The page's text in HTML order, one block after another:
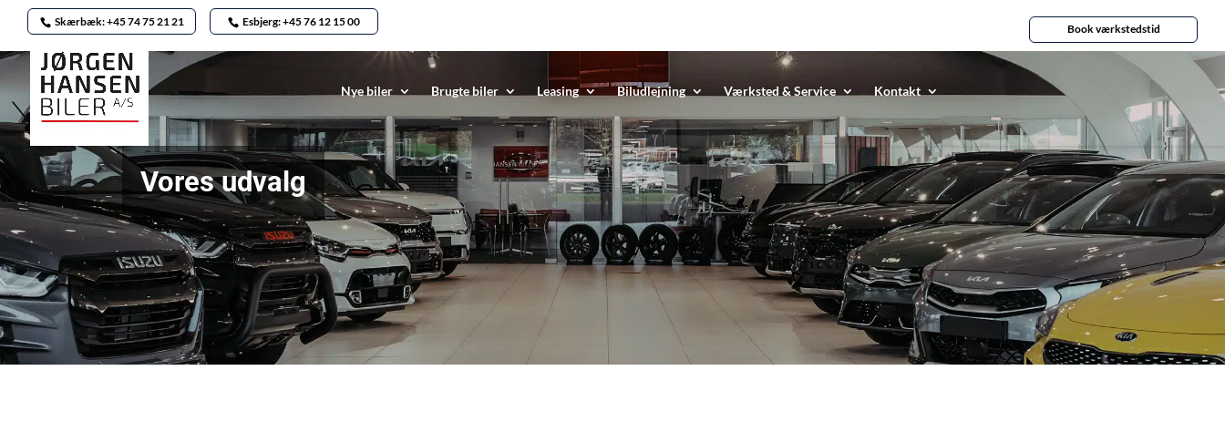
Skærbæk: +45 74 75 21 21 Esbjerg: +45 76 12 15 00
Book værkstedstid
Nye biler Brugte biler Leasing Biludlejning Værksted & Service Kontakt
Vores udvalg